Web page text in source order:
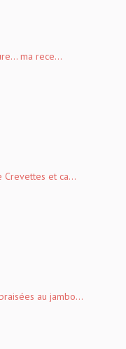
ma rece...
Crevettes et ca...
au jambo...